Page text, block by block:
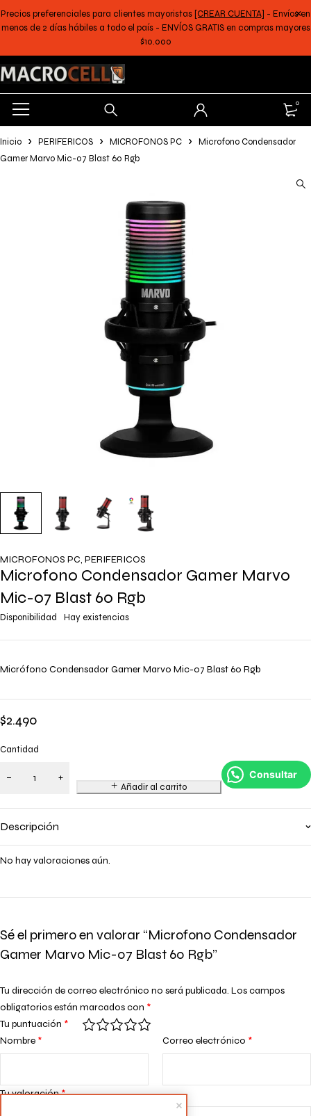
Precios preferenciales para clientes mayoristas [CREAR CUENTA] - Envíos en
menos de 2 días hábiles a todo el país - ENVÍOS GRATIS en compras mayores
$10.000
0
Inicio PERIFERICOS MICROFONOS PC
Microfono Condensador
Gamer Marvo Mic-07 Blast 60 Rgb
MICROFONOS PC, PERIFERICOS
Microfono Condensador Gamer Marvo
Mic-07 Blast 60 Rgb
Disponibilidad Hay existencias
Micrófono Condensador Gamer Marvo Mic-07 Blast 60 Rgb
$2.490
Cantidad
Añadir al carrito
Consultar
Descripción
No hay valoraciones aún.
Sé el primero en valorar “Microfono Condensador
Gamer Marvo Mic-07 Blast 60 Rgb”
Tu dirección de correo electrónico no será publicada. Los campos
obligatorios están marcados con *
Tu puntuación *
Tu valoración*
Nombre * Correo electrónico *